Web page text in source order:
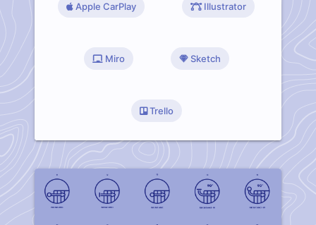
Apple CarPlay Illustrator
Miro Sketch
Trello